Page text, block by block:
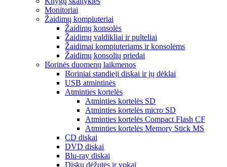
Monitoriai
Žaidimų kompiuteriai
Žaidimų konsolės
Žaidimų valdikliai ir pulteliai
Žaidimai kompiuteriams ir konsolėms
Žaidimų konsolių priedai
Išorinės duomenų laikmenos
Išoriniai standieji diskai ir jų dėklai
USB atmintinės
Atminties kortelės
Atminties kortelės SD
Atminties kortelės micro SD
Atminties kortelės Compact Flash CF
Atminties kortelės Memory Stick MS
CD diskai
DVD diskai
Blu-ray diskai
Diskų dėžutės ir vokai